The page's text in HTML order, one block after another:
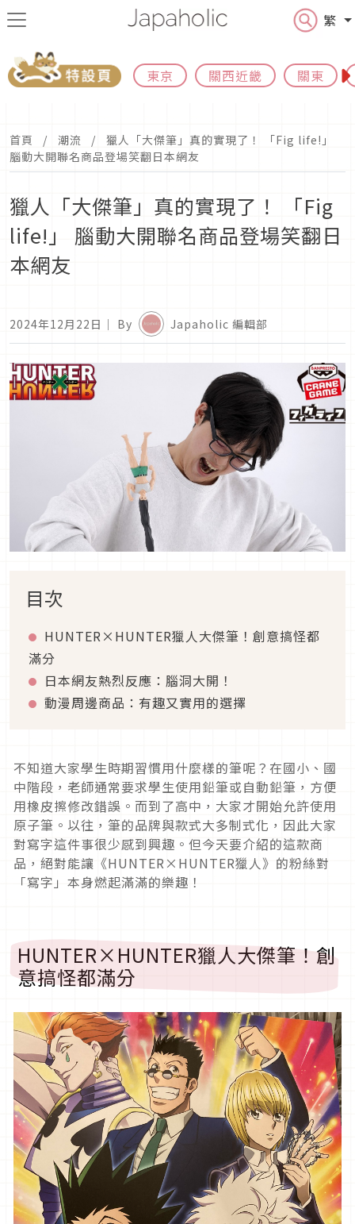
繁
東京 關西近畿 關東
首頁 潮流
獵人「大傑筆」真的實現了！ 「Fig life!」
腦動大開聯名商品登場笑翻日本網友
獵人「大傑筆」真的實現了！ 「Fig
life!」 腦動大開聯名商品登場笑翻日
本網友
2024年12月22日 ｜ By Japaholic 編輯部
目次
HUNTER×HUNTER獵人大傑筆！創意搞怪都
滿分
日本網友熱烈反應：腦洞大開！
動漫周邊商品：有趣又實用的選擇
不知道大家學生時期習慣用什麼樣的筆呢？在國小、國
中階段，老師通常要求學生使用鉛筆或自動鉛筆，方便
用橡皮擦修改錯誤。而到了高中，大家才開始允許使用
原子筆。以往，筆的品牌與款式大多制式化，因此大家
對寫字這件事很少感到興趣。但今天要介紹的這款商
品，絕對能讓《HUNTER×HUNTER獵人》的粉絲對
「寫字」本身燃起滿滿的樂趣！
HUNTER×HUNTER獵人大傑筆！創
意搞怪都滿分